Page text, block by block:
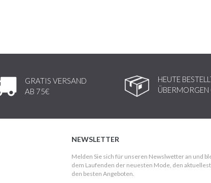
GRATIS VERSAND
AB 75€
HEUTE
ÜBERMORGEN
NEWSLETTER
Melden Sie sich für unseren Newslwetter an und
dem Laufenden der neuesten Mode, den
den besten Angeboten.